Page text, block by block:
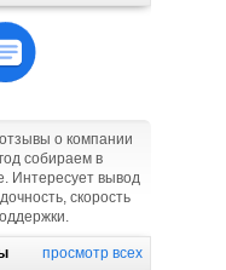
о компании
собираем в
Интересует вывод
скорость
просмотр всех